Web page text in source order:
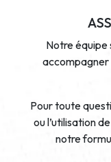
Notre équipe
accompagner
Pour toute
ou l’utilisation
notre